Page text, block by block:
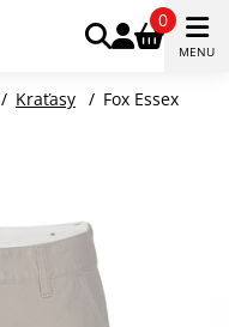
0
MENU
/ Kraťasy / Fox Essex